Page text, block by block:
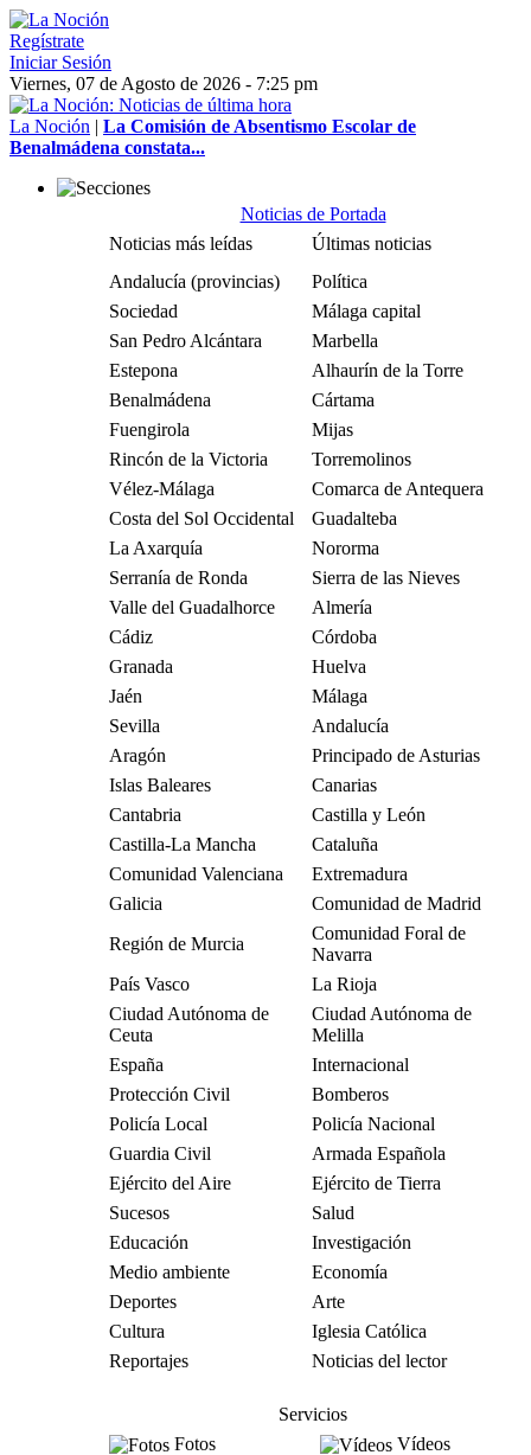
Regístrate
Iniciar Sesión
Viernes, 07 de Agosto de 2026 - 7:25 pm
La Noción | La Comisión de Absentismo Escolar de
Benalmádena constata...
Noticias de Portada
Noticias más leídas
Últimas noticias
Andalucía (provincias)
Política
Sociedad
Málaga capital
San Pedro Alcántara
Marbella
Estepona
Alhaurín de la Torre
Benalmádena
Cártama
Fuengirola
Mijas
Rincón de la Victoria
Torremolinos
Vélez-Málaga
Comarca de Antequera
Costa del Sol Occidental
Guadalteba
La Axarquía
Nororma
Serranía de Ronda
Sierra de las Nieves
Valle del Guadalhorce
Almería
Cádiz
Córdoba
Granada
Huelva
Jaén
Málaga
Sevilla
Andalucía
Aragón
Principado de Asturias
Islas Baleares
Canarias
Cantabria
Castilla y León
Castilla-La Mancha
Cataluña
Comunidad Valenciana
Extremadura
Galicia
Comunidad de Madrid
Región de Murcia
Comunidad Foral de
Navarra
País Vasco
La Rioja
Ciudad Autónoma de
Ceuta
Ciudad Autónoma de
Melilla
España
Internacional
Protección Civil
Bomberos
Policía Local
Policía Nacional
Guardia Civil
Armada Española
Ejército del Aire
Ejército de Tierra
Sucesos
Salud
Educación
Investigación
Medio ambiente
Economía
Deportes
Arte
Cultura
Iglesia Católica
Reportajes
Noticias del lector
Servicios
Fotos
Vídeos